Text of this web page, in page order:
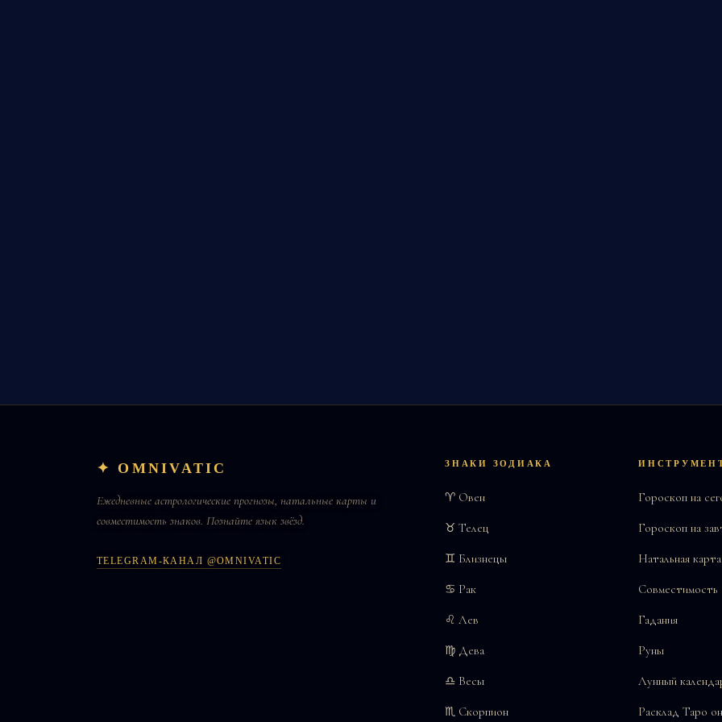
✦ OMNIVATIC
Ежедневные астрологические прогнозы, натальные карты и
совместимость знаков. Познайте язык звёзд.
TELEGRAM-КАНАЛ @OMNIVATIC
ЗНАКИ ЗОДИАКА
♈ Овен
♉ Телец
♊ Близнецы
♋ Рак
♌ Лев
♍ Дева
♎ Весы
♏ Скорпион
Гороскоп на
Гороскоп на
Натальная карта
Совместимость
Гадания
Руны
Лунный
Расклад Таро